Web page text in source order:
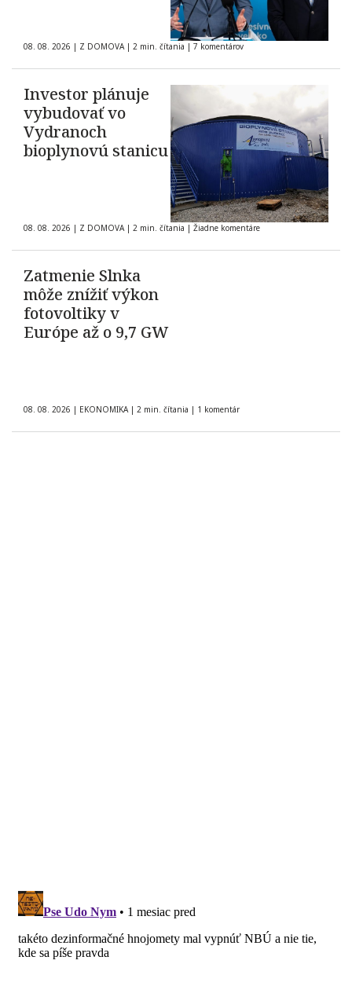
08. 08. 2026 | Z DOMOVA | 2 min. čítania | 7 komentárov
Investor plánuje
vybudovať vo
Vydranoch
bioplynovú stanicu
08. 08. 2026 | Z DOMOVA | 2 min. čítania | Žiadne komentáre
Zatmenie Slnka
môže znížiť výkon
fotovoltiky v
Európe až o 9,7 GW
08. 08. 2026 | EKONOMIKA | 2 min. čítania | 1 komentár